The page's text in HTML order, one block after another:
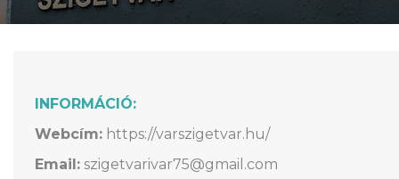
INFORMÁCIÓ:
Webcím: https://varszigetvar.hu/
Email: szigetvarivar75@gmail.com